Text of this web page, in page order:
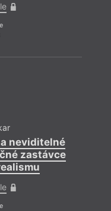
neviditelné
zastávce